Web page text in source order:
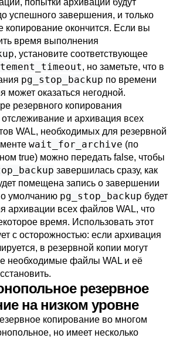
попытки архивации будут
успешного завершения, и только
копирование окончится. Если вы
время выполнения
, установите соответствующее
, но заметьте, что в
pg_stop_backup по времени
может оказаться негодной.
резервного копирования
и архивация всех
WAL, необходимых для резервной
wait_for_archive (по
true) можно передать false, чтобы
завершилась сразу, как
помещена запись о завершении
умолчанию pg_stop_backup будет
архивации всех файлов WAL, что
время. Использовать этот
с осторожностью: если архивация
в резервной копии могут
необходимые файлы WAL и её
резервное
на низком уровне
копирование во многом
но имеет несколько